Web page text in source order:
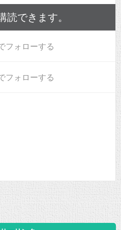
読できます。
フォローする
フォローする